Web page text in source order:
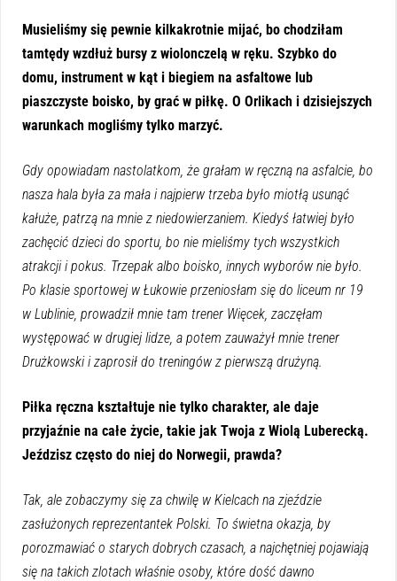
Musieliśmy się pewnie kilkakrotnie mijać, bo chodziłam
tamtędy wzdłuż bursy z wiolonczelą w ręku. Szybko do
domu, instrument w kąt i biegiem na asfaltowe lub
piaszczyste boisko, by grać w piłkę. O Orlikach i dzisiejszych
warunkach mogliśmy tylko marzyć.
Gdy opowiadam nastolatkom, że grałam w ręczną na asfalcie, bo
nasza hala była za mała i najpierw trzeba było miotłą usunąć
kałuże, patrzą na mnie z niedowierzaniem. Kiedyś łatwiej było
zachęcić dzieci do sportu, bo nie mieliśmy tych wszystkich
atrakcji i pokus. Trzepak albo boisko, innych wyborów nie było.
Po klasie sportowej w Łukowie przeniosłam się do liceum nr 19
w Lublinie, prowadził mnie tam trener Więcek, zaczęłam
występować w drugiej lidze, a potem zauważył mnie trener
Drużkowski i zaprosił do treningów z pierwszą drużyną.
Piłka ręczna kształtuje nie tylko charakter, ale daje
przyjaźnie na całe życie, takie jak Twoja z Wiolą Luberecką.
Jeździsz często do niej do Norwegii, prawda?
Tak, ale zobaczymy się za chwilę w Kielcach na zjeździe
zasłużonych reprezentantek Polski. To świetna okazja, by
porozmawiać o starych dobrych czasach, a najchętniej pojawiają
się na takich zlotach właśnie osoby, które dość dawno